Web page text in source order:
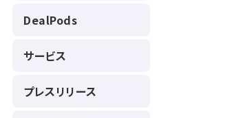
DealPods
サービス
プレスリリース